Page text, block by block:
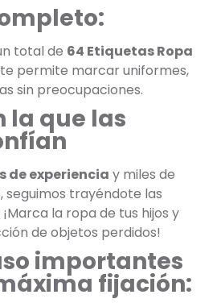
total de 64 Etiquetas Ropa
te permite marcar uniformes,
sin preocupaciones.
la que las
de experiencia y miles de
seguimos trayéndote las
la ropa de tus hijos y
de objetos perdidos!
importantes
fijación: